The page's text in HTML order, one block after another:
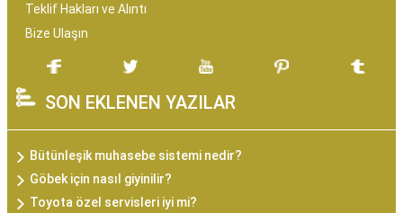
Teklif Hakları ve Alıntı
Bize Ulaşın
SON EKLENEN YAZILAR
Bütünleşik muhasebe sistemi nedir?
Göbek için nasıl giyinilir?
Toyota özel servisleri iyi mi?